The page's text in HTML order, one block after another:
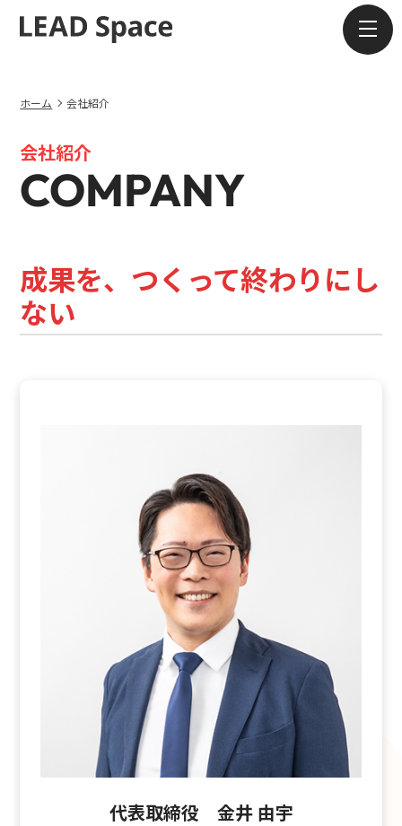
考え方
サービス
ブログ
ホーム 会社紹介
会社紹介
COMPANY
成果を、つくって終わりにし
ない
代表取締役 金井 由宇